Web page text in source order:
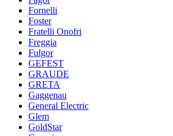
Fornelli
Foster
Fratelli Onofri
Freggia
Fulgor
GEFEST
GRAUDE
GRETA
Gaggenau
General Electric
Glem
GoldStar